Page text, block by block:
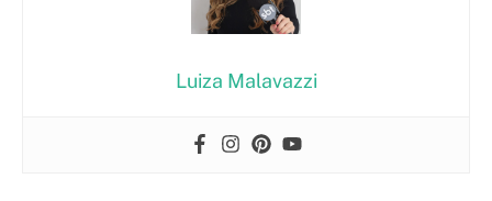
Luiza Malavazzi